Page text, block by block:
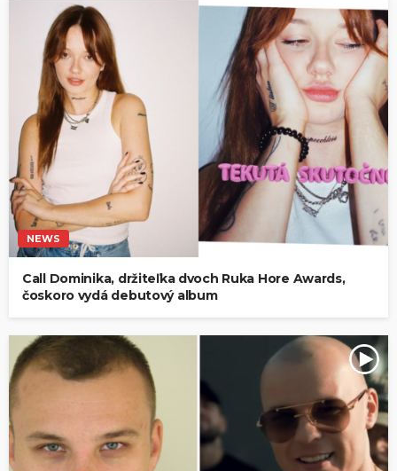
NEWS
Call Dominika, držiteľka dvoch Ruka Hore Awards,
čoskoro vydá debutový album